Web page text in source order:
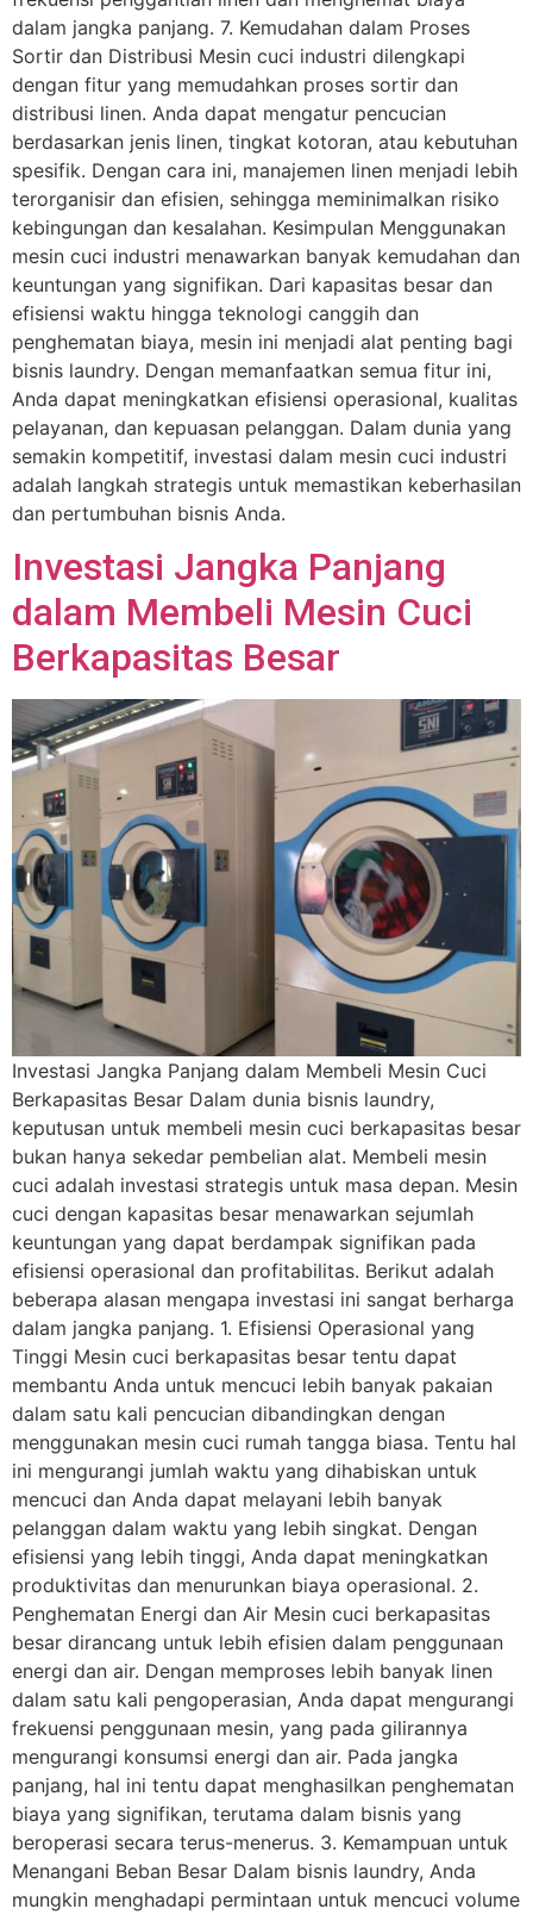
dalam jangka panjang. 7. Kemudahan dalam Proses
Sortir dan Distribusi Mesin cuci industri dilengkapi
dengan fitur yang memudahkan proses sortir dan
distribusi linen. Anda dapat mengatur pencucian
berdasarkan jenis linen, tingkat kotoran, atau kebutuhan
spesifik. Dengan cara ini, manajemen linen menjadi lebih
terorganisir dan efisien, sehingga meminimalkan risiko
kebingungan dan kesalahan. Kesimpulan Menggunakan
mesin cuci industri menawarkan banyak kemudahan dan
keuntungan yang signifikan. Dari kapasitas besar dan
efisiensi waktu hingga teknologi canggih dan
penghematan biaya, mesin ini menjadi alat penting bagi
bisnis laundry. Dengan memanfaatkan semua fitur ini,
Anda dapat meningkatkan efisiensi operasional, kualitas
pelayanan, dan kepuasan pelanggan. Dalam dunia yang
semakin kompetitif, investasi dalam mesin cuci industri
adalah langkah strategis untuk memastikan keberhasilan
dan pertumbuhan bisnis Anda.
Investasi Jangka Panjang
dalam Membeli Mesin Cuci
Berkapasitas Besar
Investasi Jangka Panjang dalam Membeli Mesin Cuci
Berkapasitas Besar Dalam dunia bisnis laundry,
keputusan untuk membeli mesin cuci berkapasitas besar
bukan hanya sekedar pembelian alat. Membeli mesin
cuci adalah investasi strategis untuk masa depan. Mesin
cuci dengan kapasitas besar menawarkan sejumlah
keuntungan yang dapat berdampak signifikan pada
efisiensi operasional dan profitabilitas. Berikut adalah
beberapa alasan mengapa investasi ini sangat berharga
dalam jangka panjang. 1. Efisiensi Operasional yang
Tinggi Mesin cuci berkapasitas besar tentu dapat
membantu Anda untuk mencuci lebih banyak pakaian
dalam satu kali pencucian dibandingkan dengan
menggunakan mesin cuci rumah tangga biasa. Tentu hal
ini mengurangi jumlah waktu yang dihabiskan untuk
mencuci dan Anda dapat melayani lebih banyak
pelanggan dalam waktu yang lebih singkat. Dengan
efisiensi yang lebih tinggi, Anda dapat meningkatkan
produktivitas dan menurunkan biaya operasional. 2.
Penghematan Energi dan Air Mesin cuci berkapasitas
besar dirancang untuk lebih efisien dalam penggunaan
energi dan air. Dengan memproses lebih banyak linen
dalam satu kali pengoperasian, Anda dapat mengurangi
frekuensi penggunaan mesin, yang pada gilirannya
mengurangi konsumsi energi dan air. Pada jangka
panjang, hal ini tentu dapat menghasilkan penghematan
biaya yang signifikan, terutama dalam bisnis yang
beroperasi secara terus-menerus. 3. Kemampuan untuk
Menangani Beban Besar Dalam bisnis laundry, Anda
mungkin menghadapi permintaan untuk mencuci volume